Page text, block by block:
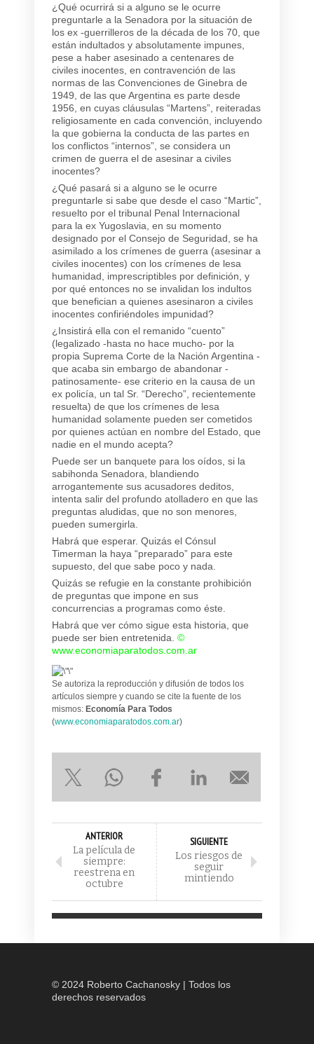
¿Qué ocurrirá si a alguno se le ocurre
preguntarle a la Senadora por la situación de
los ex -guerrilleros de la década de los 70, que
están indultados y absolutamente impunes,
pese a haber asesinado a centenares de
civiles inocentes, en contravención de las
normas de las Convenciones de Ginebra de
1949, de las que Argentina es parte desde
1956, en cuyas cláusulas “Martens”, reiteradas
religiosamente en cada convención, incluyendo
la que gobierna la conducta de las partes en
los conflictos “internos”, se considera un
crimen de guerra el de asesinar a civiles
inocentes?
¿Qué pasará si a alguno se le ocurre
preguntarle si sabe que desde el caso “Martic”,
resuelto por el tribunal Penal Internacional
para la ex Yugoslavia, en su momento
designado por el Consejo de Seguridad, se ha
asimilado a los crímenes de guerra (asesinar a
civiles inocentes) con los crímenes de lesa
humanidad, imprescriptibles por definición, y
por qué entonces no se invalidan los indultos
que benefician a quienes asesinaron a civiles
inocentes confiriéndoles impunidad?
¿Insistirá ella con el remanido “cuento”
(legalizado -hasta no hace mucho- por la
propia Suprema Corte de la Nación Argentina -
que acaba sin embargo de abandonar -
patinosamente- ese criterio en la causa de un
ex policía, un tal Sr. “Derecho”, recientemente
resuelta) de que los crímenes de lesa
humanidad solamente pueden ser cometidos
por quienes actúan en nombre del Estado, que
nadie en el mundo acepta?
Puede ser un banquete para los oídos, si la
sabihonda Senadora, blandiendo
arrogantemente sus acusadores deditos,
intenta salir del profundo atolladero en que las
preguntas aludidas, que no son menores,
pueden sumergirla.
Habrá que esperar. Quizás el Cónsul
Timerman la haya “preparado” para este
supuesto, del que sabe poco y nada.
Quizás se refugie en la constante prohibición
de preguntas que impone en sus
concurrencias a programas como éste.
Habrá que ver cómo sigue esta historia, que
puede ser bien entretenida. ©
www.economiaparatodos.com.ar
Se autoriza la reproducción y difusión de todos los
artículos siempre y cuando se cite la fuente de los
mismos: Economía Para Todos
(www.economiaparatodos.com.ar)
ANTERIOR
La película de
siempre:
reestrena en
octubre
SIGUIENTE
Los riesgos de
seguir
mintiendo
© 2024 Roberto Cachanosky | Todos los
derechos reservados